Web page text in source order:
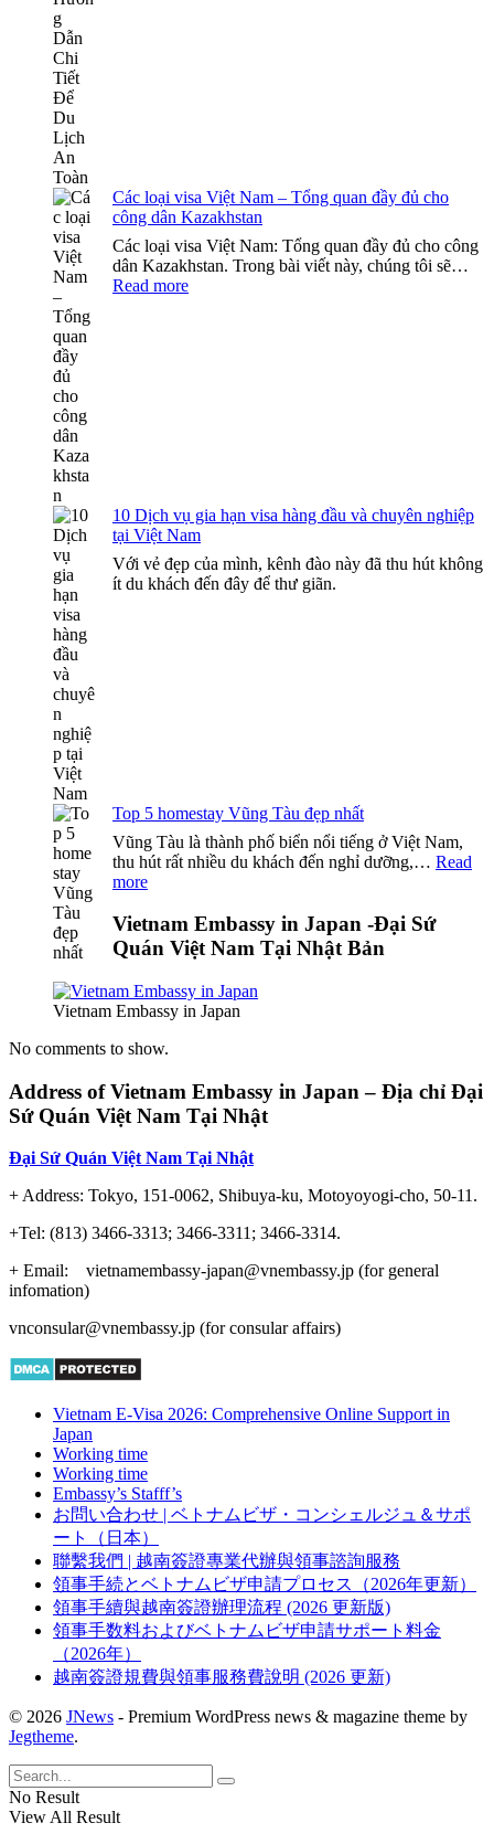
Các loại visa Việt Nam – Tổng quan đầy đủ cho
công dân Kazakhstan
Các loại visa Việt Nam: Tổng quan đầy đủ cho công
dân Kazakhstan. Trong bài viết này, chúng tôi sẽ…
Read more:
công
dân
Kazakhstan
10 Dịch vụ gia hạn visa hàng đầu và chuyên nghiệp
tại Việt Nam
Với vẻ đẹp của mình, kênh đào này đã thu hút không
ít du khách đến đây để thư giãn.
Top 5 homestay Vũng Tàu đẹp nhất
Vũng Tàu là thành phố biển nổi tiếng ở Việt Nam,
thu hút rất nhiều du khách đến nghỉ dưỡng,… Read
more:
5
homestay
Vũng
đẹp
nhất
Vietnam Embassy in Japan -Đại Sứ
Quán Việt Nam Tại Nhật Bản
Vietnam Embassy in Japan
No comments to show.
Address of Vietnam Embassy in Japan – Địa chỉ Đại
Sứ Quán Việt Nam Tại Nhật
Đại Sứ Quán Việt Nam Tại Nhật
+ Address: Tokyo, 151-0062, Shibuya-ku, Motoyoyogi-cho, 50-11.
+Tel: (813) 3466-3313; 3466-3311; 3466-3314.
+ Email: vietnamembassy-japan@vnembassy.jp (for general
infomation)
vnconsular@vnembassy.jp (for consular affairs)
Vietnam E-Visa 2026: Comprehensive Online Support in
Japan
Working time
Working time
Embassy’s Stafff’s
お問い合わせ | ベトナムビザ・コンシェルジュ＆サポ
ート（日本）
聯繫我們 | 越南簽證專業代辦與領事諮詢服務
領事手続とベトナムビザ申請プロセス（2026年更新）
領事手續與越南簽證辦理流程 (2026 更新版)
領事手数料およびベトナムビザ申請サポート料金
（2026年）
越南簽證規費與領事服務費說明 (2026 更新)
© 2026 JNews - Premium WordPress news & magazine theme by
Jegtheme.
No Result
View All Result